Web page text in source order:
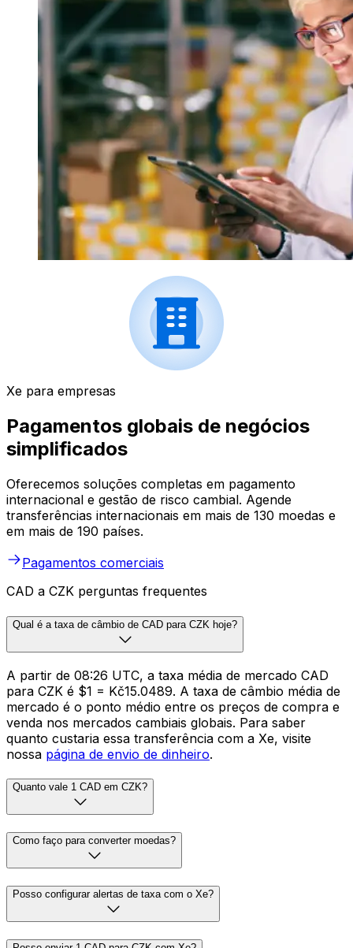
Xe para empresas
Pagamentos globais de negócios
simplificados
Oferecemos soluções completas em pagamento
internacional e gestão de risco cambial. Agende
transferências internacionais em mais de 130 moedas e
em mais de 190 países.
Pagamentos comerciais
CAD a CZK perguntas frequentes
Qual é a taxa de câmbio de CAD para CZK hoje?
A partir de 08:26 UTC, a taxa média de mercado CAD
para CZK é $1 = Kč15.0489. A taxa de câmbio média de
mercado é o ponto médio entre os preços de compra e
venda nos mercados cambiais globais. Para saber
quanto custaria essa transferência com a Xe, visite
nossa página de envio de dinheiro.
Quanto vale 1 CAD em CZK?
Como faço para converter moedas?
Posso configurar alertas de taxa com o Xe?